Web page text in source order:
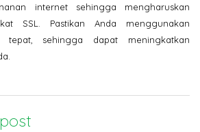
internet sehingga mengharuskan
SSL. Pastikan Anda menggunakan
sehingga dapat meningkatkan